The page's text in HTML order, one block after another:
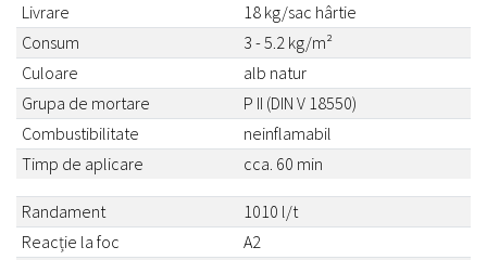
Livrare
18 kg/sac hârtie
Consum
3 - 5.2 kg/m²
Culoare
alb natur
Grupa de mortare
P II (DIN V 18550)
Combustibilitate
neinflamabil
Timp de aplicare
cca. 60 min
Randament
1010 l/t
Reacție la foc
A2